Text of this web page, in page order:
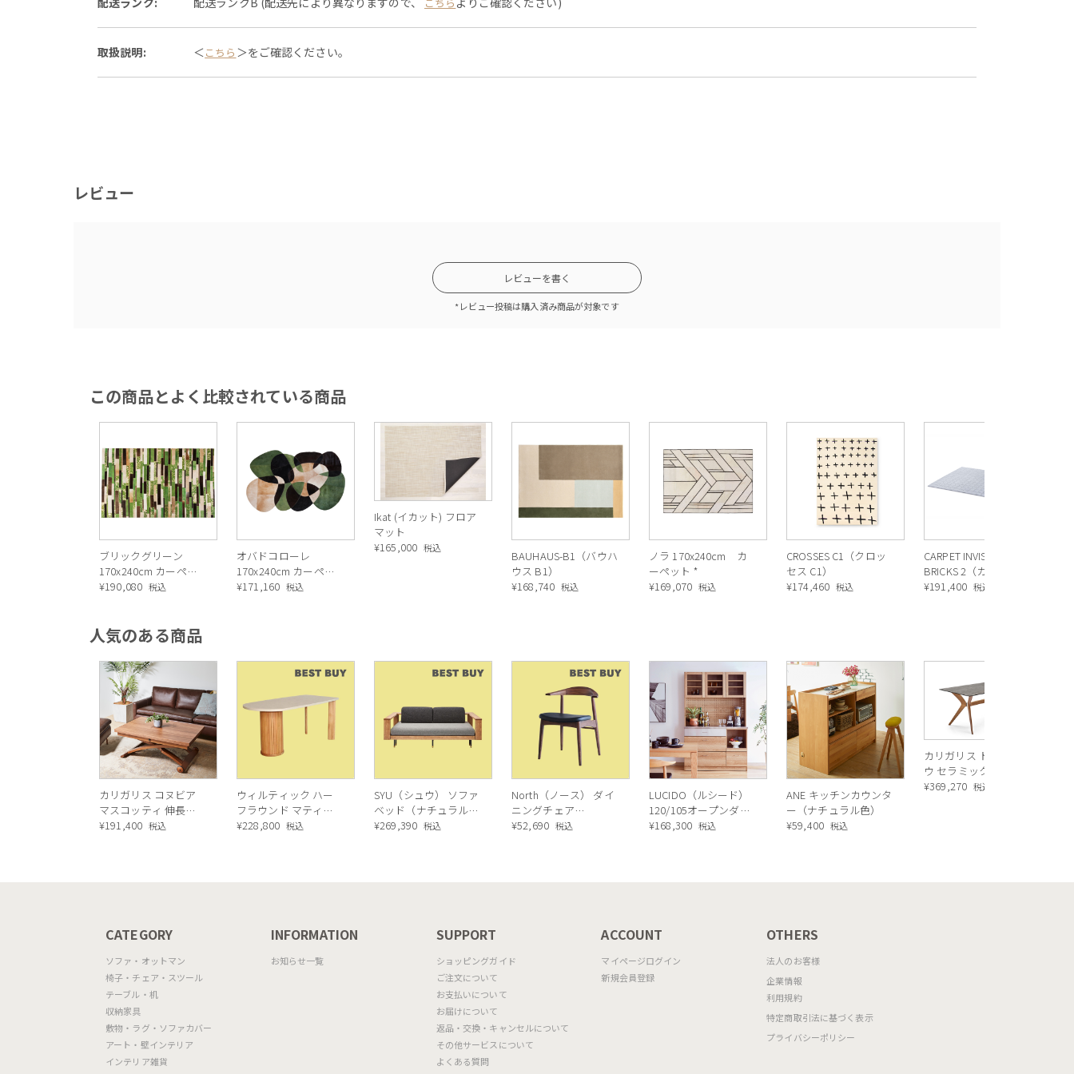
取扱説明: ＜こちら ＞をご確認ください。
レビュー
レビューを書く
*レビュー投稿は購入済み商品が対象です
この商品とよく比較されている商品
ブリックグリーン
170x240cm カーペッ
ト
¥190,080 税込
オバドコローレ
170x240cm カーペッ
ト
¥171,160 税込
Ikat (イカット) フロア
マット
¥165,000 税込
BAUHAUS-B1（バウハ
ウス B1）
¥168,740 税込
ノラ 170x240cm カ
ーペット *
¥169,070 税込
CROSSES C1（クロッ
セス C1）
¥174,460 税込
CARPET INVISIBLE
BRICKS 2（カーペット
インビジブル ブリッ
¥191,400 税込
人気のある商品
カリガリス コヌビア
マスコッティ 伸長・
昇降式テーブル ／
¥191,400 税込
ウィルティック ハー
フラウンド マティエ
ラ塗装 ダイニングテ
¥228,800 税込
SYU（シュウ） ソファ
ベッド（ナチュラル）
190cm
¥269,390 税込
North（ノース） ダイ
ニングチェア
AC02（ウォールナッ
¥52,690 税込
LUCIDO（ルシード）
120/105オープンダイ
ニングボード ナチュ
¥168,300 税込
ANE キッチンカウンタ
ー（ナチュラル色）
¥59,400 税込
カリガリス トウキョ
ウ セラミック ダイニ
ングテーブル ／
¥369,270 税込
CATEGORY
ソファ・オットマン
椅子・チェア・スツール
テーブル・机
収納家具
敷物・ラグ・ソファカバー
アート・壁インテリア
インテリア雑貨
INFORMATION
お知らせ一覧
SUPPORT
ショッピングガイド
ご注文について
お支払いについて
お届けについて
返品・交換・キャンセルについて
その他サービスについて
よくある質問
ACCOUNT
マイページログイン
新規会員登録
OTHERS
法人のお客様
企業情報
利用規約
特定商取引法に基づく表示
プライバシーポリシー